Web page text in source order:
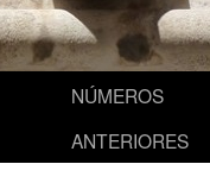
NÚMEROS
ANTERIORES